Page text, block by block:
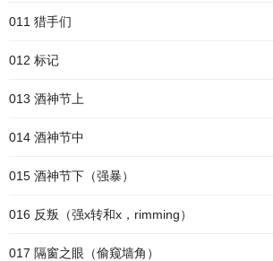
011 猎手们
012 标记
013 酒神节上
014 酒神节中
015 酒神节下（强暴）
016 反叛（强x转和x，rimming）
017 隔窗之眼（偷窥墙角）